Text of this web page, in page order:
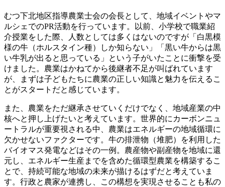
むつ下北地区指導農業士会の会長として、地域イベントやマ
ルシェでのPR活動を行っています。以前、小学校で職業紹
介授業をした際、人数としては多くはないのですが「白黒模
様の牛（ホルスタイン種）しか知らない」「黒い牛からは黒
い牛乳が出ると思っている」という子がいたことに衝撃を受
けました。農業はかねてから後継者不足が叫ばれています
が、まずは子どもたちに農業の正しい知識と魅力を伝えるこ
とがスタートだと感じています。
また、農業をただ継承させていくだけでなく、地域産業の中
核へと押し上げたいと考えています。世界的にカーボンニュ
ートラルが重要視される中、農業はエネルギーの地域循環に
欠かせないファクターです。牛の排泄物（堆肥）を利用した
バイオマス発電などはその一例。農産物や副産物を地域に還
元し、エネルギー生産までを含めた循環型農業を構築するこ
とで、持続可能な地域の未来が描けるはずだと考えていま
す。行政と農家が連携し、この構想を実現させることも私の